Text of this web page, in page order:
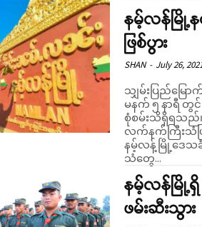
နမ့်လန်မြို့
ဖြစ်ပွား
SHAN - July 26,
သျှမ်းပြည်မြေ
မနက် ၅ နာရီ တွင်
စုံစမ်းသိရှိရသည်။ ယနေ့မနက်ပိုင်းဖြစ်ပွားသည့် တိုက်ပွဲ
လက်နက်ကြီးသံဖြ
နမ့်လန့်မြို့ဒေသခံ အမ
သံတွေ...
နမ့်လန်မြို့ရှိ
ဖမ်းဆီးသွား